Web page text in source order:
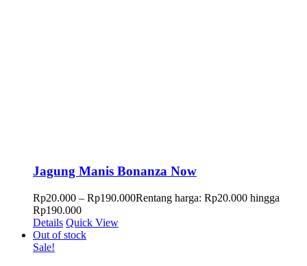
Jagung Manis Bonanza Now
Rp20.000 – Rp190.000Rentang harga: Rp20.000 hingga
Rp190.000
Details Quick View
Out of stock
Sale!